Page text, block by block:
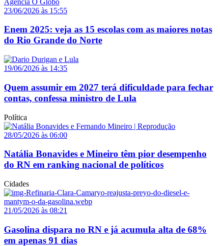
23/06/2026 às 15:55
Enem 2025: veja as 15 escolas com as maiores notas
do Rio Grande do Norte
19/06/2026 às 14:35
Quem assumir em 2027 terá dificuldade para fechar
contas, confessa ministro de Lula
Política
28/05/2026 às 06:00
Natália Bonavides e Mineiro têm pior desempenho
do RN em ranking nacional de políticos
Cidades
21/05/2026 às 08:21
Gasolina dispara no RN e já acumula alta de 68%
em apenas 91 dias